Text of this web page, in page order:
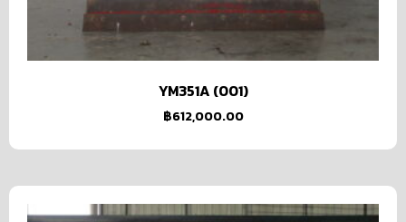
YM351A (001)
฿612,000.00